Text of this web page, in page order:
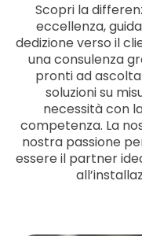
Scopri la
eccellenza,
dedizione verso il
una consulenza
pronti ad
soluzioni su
necessità con
competenza. La
nostra passione
essere il partner